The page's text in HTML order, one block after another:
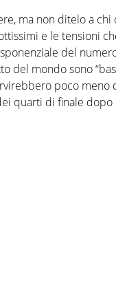
ma non ditelo a
e le tensioni
del
del mondo sono
poco meno
quarti di finale dopo